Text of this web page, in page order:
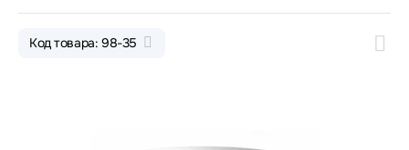
Код товара: 98-35